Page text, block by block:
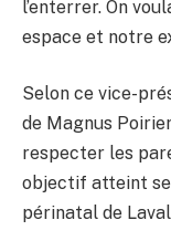
l’enterrer. On
espace et notre
Selon ce vice-
de Magnus
respecter les
objectif atteint
périnatal de